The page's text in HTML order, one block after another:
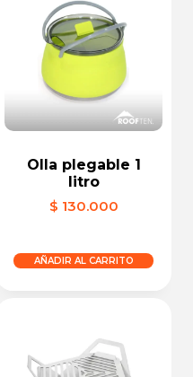
Olla plegable 1
litro
$ 130.000
AÑADIR AL CARRITO